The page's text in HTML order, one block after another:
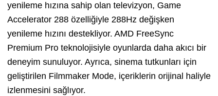
yenileme hızına sahip olan televizyon, Game
Accelerator 288 özelliğiyle 288Hz değişken
yenileme hızını destekliyor. AMD FreeSync
Premium Pro teknolojisiyle oyunlarda daha akıcı bir
deneyim sunuluyor. Ayrıca, sinema tutkunları için
geliştirilen Filmmaker Mode, içeriklerin orijinal haliyle
izlenmesini sağlıyor.